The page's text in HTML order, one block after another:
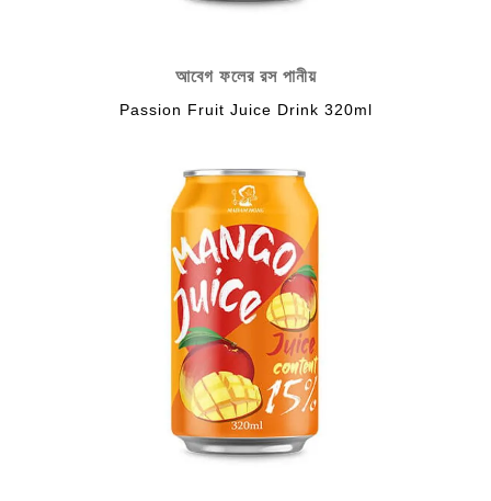
আবেগ ফলের রস পানীয়
Passion Fruit Juice Drink 320ml